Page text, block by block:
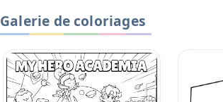
Galerie de coloriages